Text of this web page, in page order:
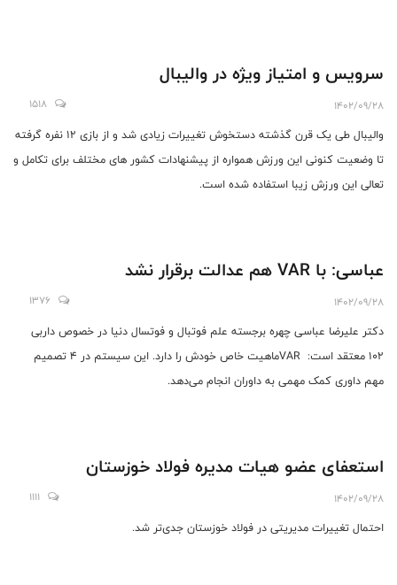
سرویس و امتیاز ویژه در والیبال
1402/09/28
1518
والیبال طی یک قرن گذشته دستخوش تغییرات زیادی شد و از بازی 12 نفره گرفته
تا وضعیت کنونی این ورزش همواره از پیشنهادات کشور های مختلف برای تکامل و
تعالی این ورزش زیبا استفاده شده است.
عباسی: با VAR هم عدالت برقرار نشد
1402/09/28
1376
دکتر علیرضا عباسی چهره برجسته علم فوتبال و فوتسال دنیا در خصوص داربی
۱۰۲ معتقد است: VARماهیت خاص خودش را دارد. این سیستم در ۴ تصمیم
مهم داوری کمک مهمی به داوران انجام می‌دهد.
استعفای عضو هیات مدیره فولاد خوزستان
1402/09/28
1111
احتمال تغییرات مدیریتی در فولاد خوزستان جدی‌تر شد.